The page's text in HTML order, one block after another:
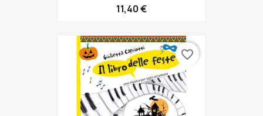
11,40 €
favorite_border